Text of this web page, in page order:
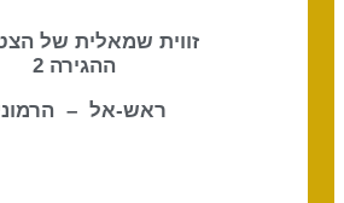
זווית שמאלית של
ההגירה 2
ראש-אל –